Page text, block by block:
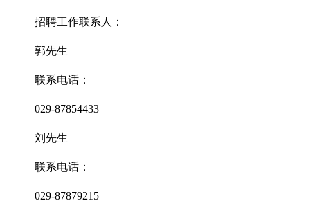
招聘工作联系人：
郭先生
联系电话：
029-87854433
刘先生
联系电话：
029-87879215